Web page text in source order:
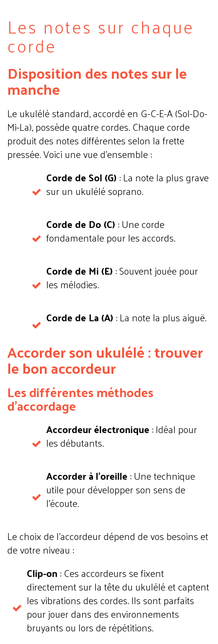
Les notes sur chaque
corde
Disposition des notes sur le
manche
Le ukulélé standard, accordé en G-C-E-A (Sol-Do-
Mi-La), possède quatre cordes. Chaque corde
produit des notes différentes selon la frette
pressée. Voici une vue d’ensemble :
Corde de Sol (G): La note la plus grave
sur un ukulélé soprano.
Corde de Do (C): Une corde
fondamentale pour les accords.
Corde de Mi (E): Souvent jouée pour
les mélodies.
Corde de La (A): La note la plus aiguë.
Accorder son ukulélé : trouver
le bon accordeur
Les différentes méthodes
d’accordage
Accordeur électronique: Idéal pour
les débutants.
Accorder à l’oreille: Une technique
utile pour développer son sens de
l’écoute.
Le choix de l’accordeur dépend de vos besoins et
de votre niveau :
Clip-on: Ces accordeurs se fixent
directement sur la tête du ukulélé et captent
les vibrations des cordes. Ils sont parfaits
pour jouer dans des environnements
bruyants ou lors de répétitions.